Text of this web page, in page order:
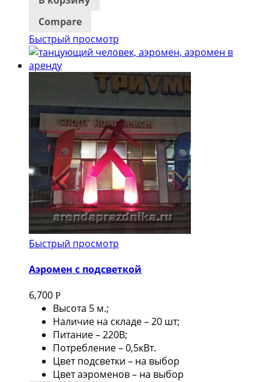
Compare
Быстрый просмотр
Быстрый просмотр
Аэромен с подсветкой
6,700 Р
Высота 5 м.;
Наличие на складе – 20 шт;
Питание – 220В;
Потребление – 0,5кВт.
Цвет подсветки – на выбор
Цвет аэроменов – на выбор